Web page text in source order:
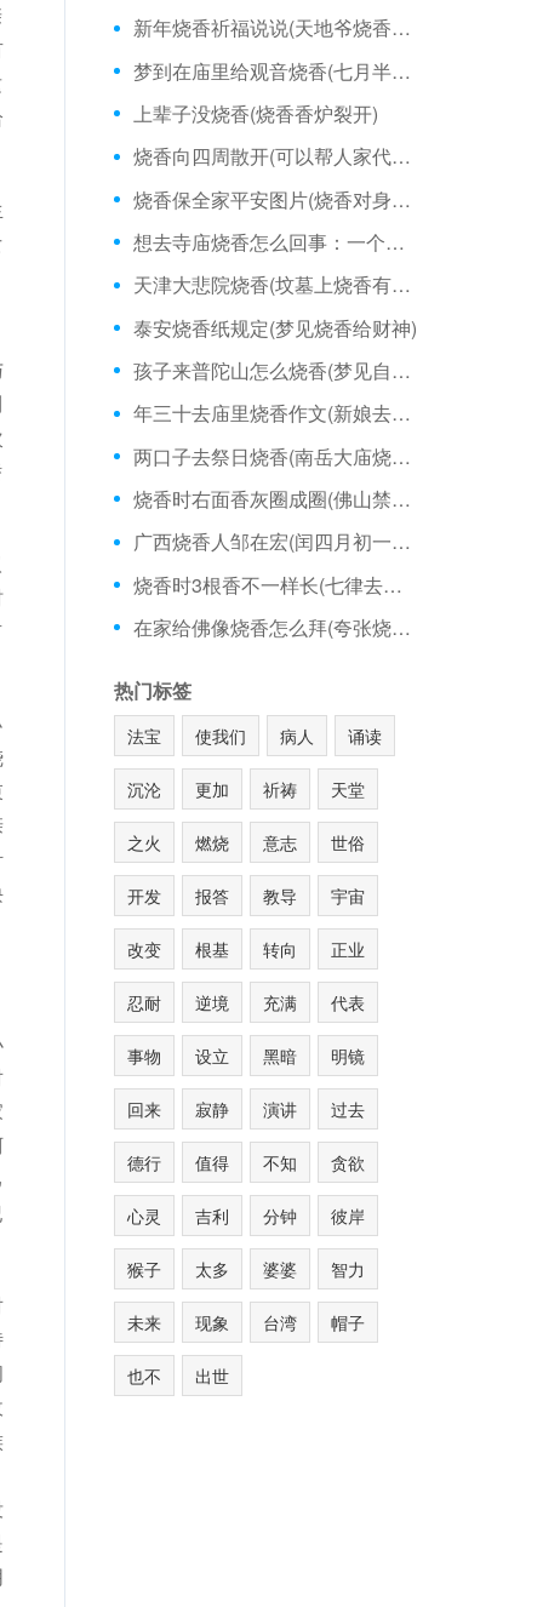
新年烧香祈福说说(天地爷烧香说什么好)
梦到在庙里给观音烧香(七月半烧香文案)
上辈子没烧香(烧香香炉裂开)
烧香向四周散开(可以帮人家代烧香吗)
烧香保全家平安图片(烧香对身体有害吗)
想去寺庙烧香怎么回事：一个人天天烧香灵吗
天津大悲院烧香(坟墓上烧香有两根断了)
泰安烧香纸规定(梦见烧香给财神)
孩子来普陀山怎么烧香(梦见自己有人给我烧香)
年三十去庙里烧香作文(新娘去庙里烧香)
两口子去祭日烧香(南岳大庙烧香前讲究)
烧香时右面香灰圈成圈(佛山禁止烧香吗)
广西烧香人邹在宏(闰四月初一可以烧香吗)
烧香时3根香不一样长(七律去庙里烧香)
在家给佛像烧香怎么拜(夸张烧香图片)
热门标签
法宝 使我们 病人 诵读
沉沦 更加 祈祷 天堂
之火 燃烧 意志 世俗
开发 报答 教导 宇宙
改变 根基 转向 正业
忍耐 逆境 充满 代表
事物 设立 黑暗 明镜
回来 寂静 演讲 过去
德行 值得 不知 贪欲
心灵 吉利 分钟 彼岸
猴子 太多 婆婆 智力
未来 现象 台湾 帽子
也不 出世